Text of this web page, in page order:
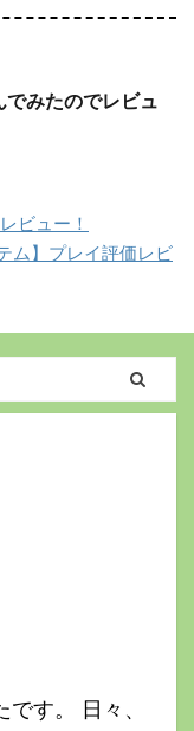
でみたのでレビュ
ビュー！
ム】プレイ評価レビ
す。 日々、